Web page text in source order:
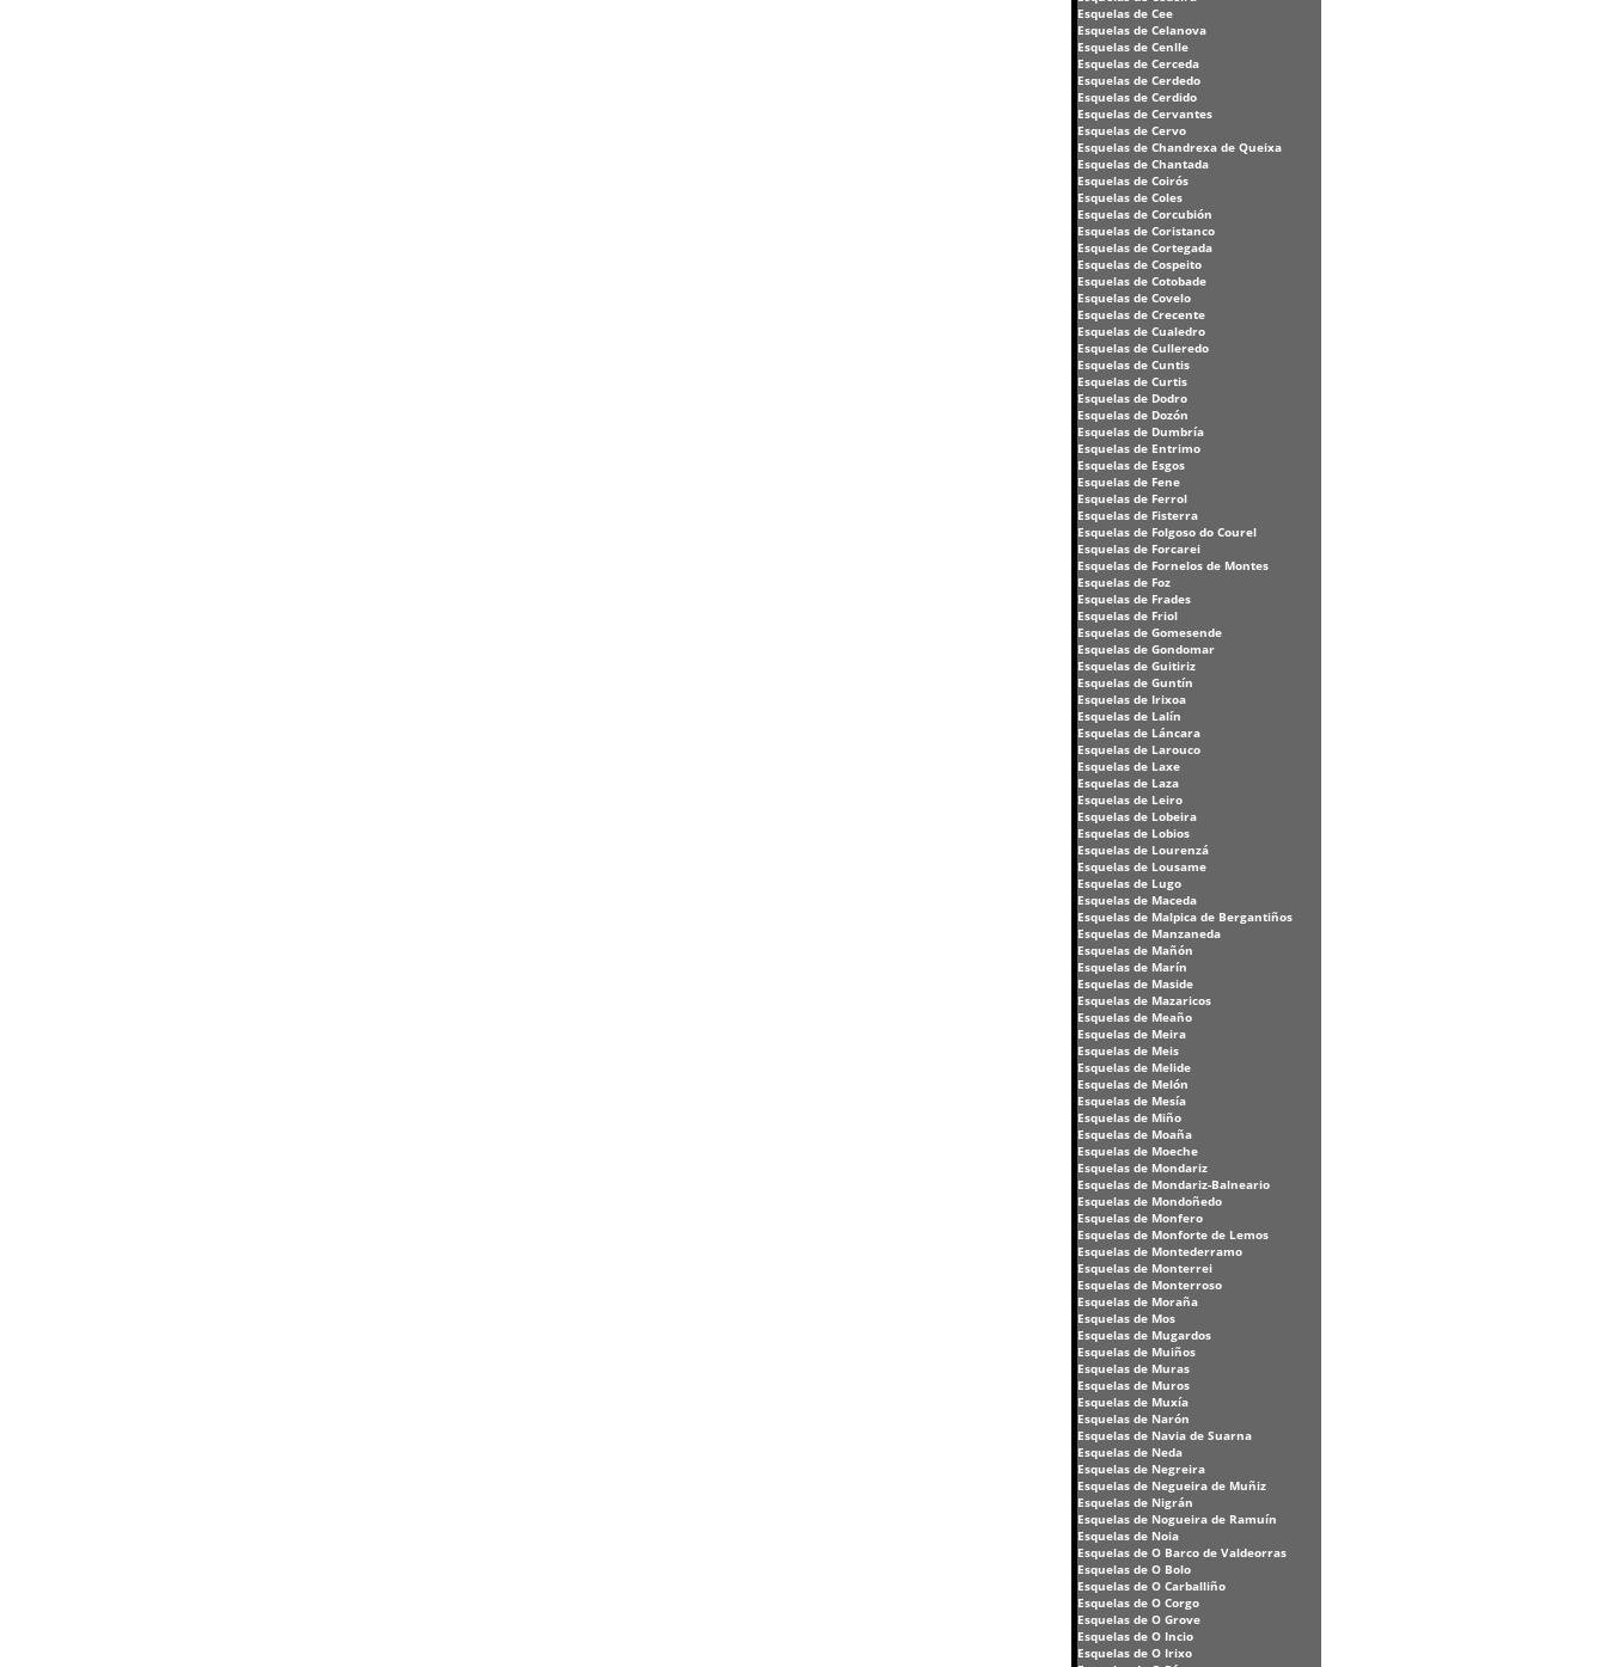
Esquelas de Cee
Esquelas de Celanova
Esquelas de Cenlle
Esquelas de Cerceda
Esquelas de Cerdedo
Esquelas de Cerdido
Esquelas de Cervantes
Esquelas de Cervo
Esquelas de Chandrexa de Queixa
Esquelas de Chantada
Esquelas de Coirós
Esquelas de Coles
Esquelas de Corcubión
Esquelas de Coristanco
Esquelas de Cortegada
Esquelas de Cospeito
Esquelas de Cotobade
Esquelas de Covelo
Esquelas de Crecente
Esquelas de Cualedro
Esquelas de Culleredo
Esquelas de Cuntis
Esquelas de Curtis
Esquelas de Dodro
Esquelas de Dozón
Esquelas de Dumbría
Esquelas de Entrimo
Esquelas de Esgos
Esquelas de Fene
Esquelas de Ferrol
Esquelas de Fisterra
Esquelas de Folgoso do Courel
Esquelas de Forcarei
Esquelas de Fornelos de Montes
Esquelas de Foz
Esquelas de Frades
Esquelas de Friol
Esquelas de Gomesende
Esquelas de Gondomar
Esquelas de Guitiriz
Esquelas de Guntín
Esquelas de Irixoa
Esquelas de Lalín
Esquelas de Láncara
Esquelas de Larouco
Esquelas de Laxe
Esquelas de Laza
Esquelas de Leiro
Esquelas de Lobeira
Esquelas de Lobios
Esquelas de Lourenzá
Esquelas de Lousame
Esquelas de Lugo
Esquelas de Maceda
Esquelas de Malpica de Bergantiños
Esquelas de Manzaneda
Esquelas de Mañón
Esquelas de Marín
Esquelas de Maside
Esquelas de Mazaricos
Esquelas de Meaño
Esquelas de Meira
Esquelas de Meis
Esquelas de Melide
Esquelas de Melón
Esquelas de Mesía
Esquelas de Miño
Esquelas de Moaña
Esquelas de Moeche
Esquelas de Mondariz
Esquelas de Mondariz-Balneario
Esquelas de Mondoñedo
Esquelas de Monfero
Esquelas de Monforte de Lemos
Esquelas de Montederramo
Esquelas de Monterrei
Esquelas de Monterroso
Esquelas de Moraña
Esquelas de Mos
Esquelas de Mugardos
Esquelas de Muiños
Esquelas de Muras
Esquelas de Muros
Esquelas de Muxía
Esquelas de Narón
Esquelas de Navia de Suarna
Esquelas de Neda
Esquelas de Negreira
Esquelas de Negueira de Muñiz
Esquelas de Nigrán
Esquelas de Nogueira de Ramuín
Esquelas de Noia
Esquelas de O Barco de Valdeorras
Esquelas de O Bolo
Esquelas de O Carballiño
Esquelas de O Corgo
Esquelas de O Grove
Esquelas de O Incio
Esquelas de O Irixo